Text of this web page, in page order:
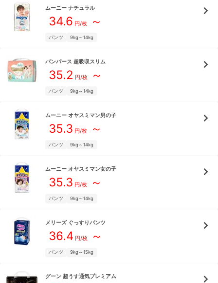
ムーニー ナチュラル
34.6 円/枚～
パンツ 9kg～14kg
パンパース 超吸収スリム
35.2 円/枚～
パンツ 9kg～14kg
ムーニー オヤスミマン男の子
35.3 円/枚～
パンツ 9kg～14kg
ムーニー オヤスミマン女の子
35.3 円/枚～
パンツ 9kg～14kg
メリーズ ぐっすりパンツ
36.4 円/枚～
パンツ 9kg～15kg
グーン 超うす通気プレミアム